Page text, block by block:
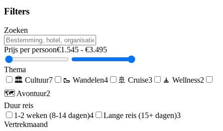
Filters
Zoeken
Prijs per persoon€1.545 - €3.495
Thema
🏛️ Cultuur7 🥾 Wandelen4 🚢 Cruise3 🧘 Wellness2
🗺️ Avontuur2
Duur reis
1-2 weken (8-14 dagen)4 Lange reis (15+ dagen)3
Vertrekmaand